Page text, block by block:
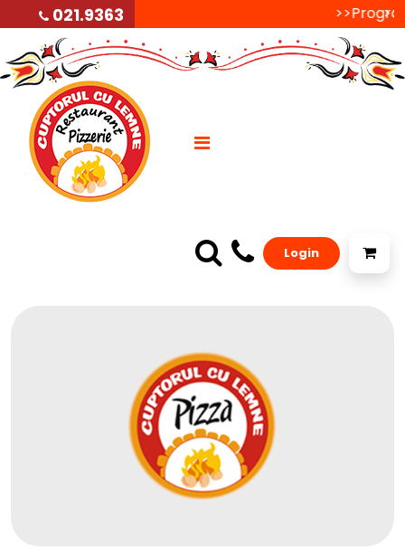
021.9363
Login